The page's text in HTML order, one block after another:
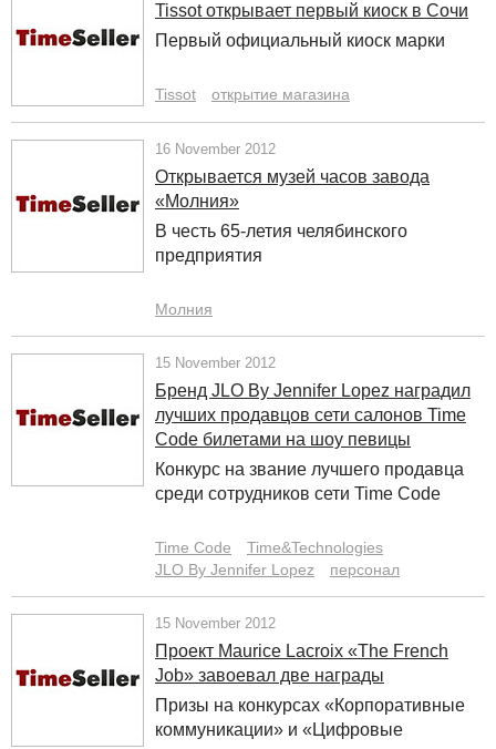
Tissot открывает первый киоск в Сочи
Первый официальный киоск марки
Tissot открытие магазина
16 November 2012
Открывается музей часов завода
«Молния»
В честь 65-летия челябинского
предприятия
Молния
15 November 2012
Бренд JLO By Jennifer Lopez наградил
лучших продавцов сети салонов Time
Code билетами на шоу певицы
Конкурс на звание лучшего продавца
среди сотрудников сети Time Code
Time Code
Time&Technologies
JLO By Jennifer Lopez
персонал
15 November 2012
Проект Maurice Lacroix «The French
Job» завоевал две награды
Призы на конкурсах «Корпоративные
коммуникации» и «Цифровые